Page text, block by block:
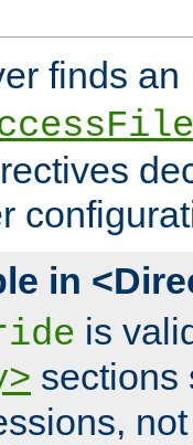
finds an
in
is
sections